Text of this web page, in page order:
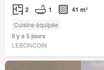
2 1 41 m²
Cuisine équipée
Il y a 5 jours
LEBONCOIN